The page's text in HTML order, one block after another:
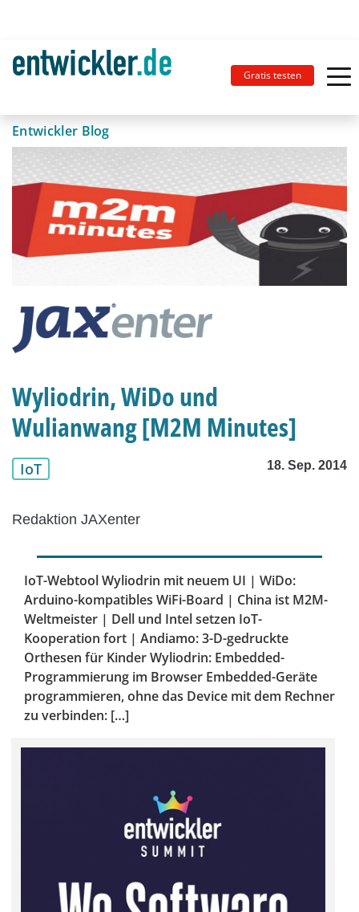
Gratis testen
Entwickler Blog
Wyliodrin, WiDo und
Wulianwang [M2M Minutes]
IoT 18. Sep. 2014
Redaktion JAXenter
IoT-Webtool Wyliodrin mit neuem UI | WiDo:
Arduino-kompatibles WiFi-Board | China ist M2M-
Weltmeister | Dell und Intel setzen IoT-
Kooperation fort | Andiamo: 3-D-gedruckte
Orthesen für Kinder Wyliodrin: Embedded-
Programmierung im Browser Embedded-Geräte
programmieren, ohne das Device mit dem Rechner
zu verbinden: […]